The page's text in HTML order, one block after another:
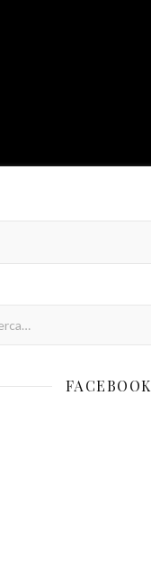
FACEBOOK